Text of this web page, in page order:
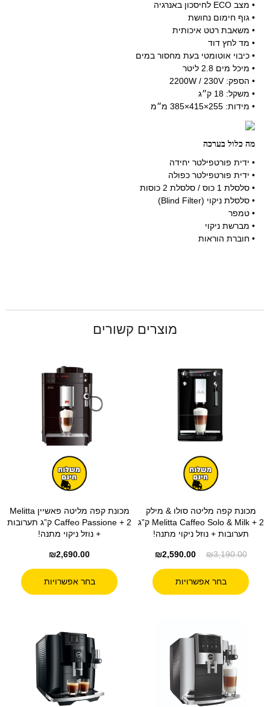
• מצב ECO לחיסכון באנרגיה
• גוף חימום נחושת
• משאבת רטט איכותית
• מד לחץ דוד
• כיבוי אוטומטי בעת מחסור במים
• מיכל מים 2.8 ליטר
• הספק: 2200W / 230V
• משקל: 18 ק״ג
• מידות: 255×415×385 מ״מ
מה כלול בערכה
• ידית פורטפילטר יחידה
• ידית פורטפילטר כפולה
• סלסלת 1 כוס / סלסלת 2 כוסות
• סלסלת ניקוי (Blind Filter)
• טמפר
• מברשת ניקוי
• חוברת הוראות
מוצרים קשורים
מכונת קפה מליטה סולו & מילק
Melitta Caffeo Solo & Milk + 2 ק”ג
תערובות + נוזל ניקוי מתנה!
₪3,190.00
₪2,590.00
בחר אפשרויות
מכונת קפה מליטה פאשיין Melitta
Caffeo Passione + 2 ק”ג תערובות
+ נוזל ניקוי מתנה!
₪2,690.00
בחר אפשרויות